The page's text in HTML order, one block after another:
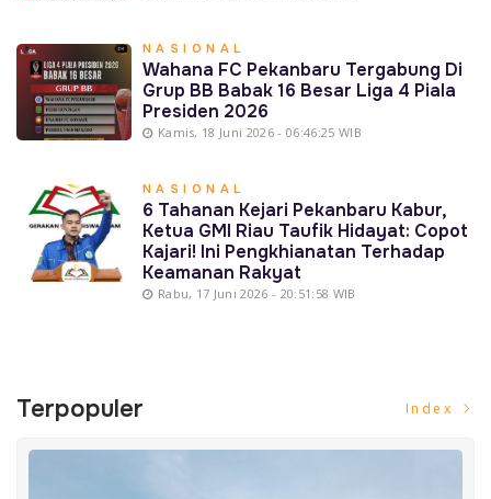
NASIONAL
Wahana FC Pekanbaru Tergabung Di
Grup BB Babak 16 Besar Liga 4 Piala
Presiden 2026
Kamis, 18 Juni 2026 - 06:46:25 WIB
NASIONAL
6 Tahanan Kejari Pekanbaru Kabur,
Ketua GMI Riau Taufik Hidayat: Copot
Kajari! Ini Pengkhianatan Terhadap
Keamanan Rakyat
Rabu, 17 Juni 2026 - 20:51:58 WIB
Terpopuler Index